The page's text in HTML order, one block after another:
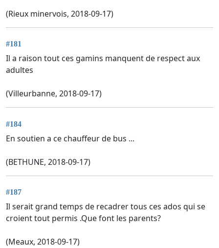
(Rieux minervois, 2018-09-17)
#181
Il a raison tout ces gamins manquent de respect aux
adultes
(Villeurbanne, 2018-09-17)
#184
En soutien a ce chauffeur de bus ...
(BETHUNE, 2018-09-17)
#187
Il serait grand temps de recadrer tous ces ados qui se
croient tout permis .Que font les parents?
(Meaux, 2018-09-17)